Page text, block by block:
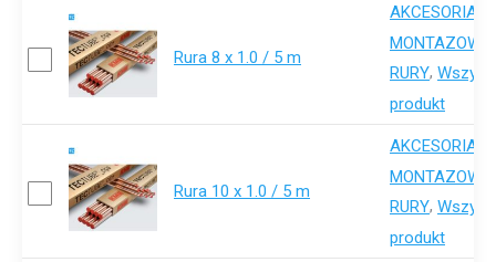
Rura 8 x 1.0 / 5 m
AKCESORIA-
MONTAZOWE
RURY,
produkt
Rura 10 x 1.0 / 5 m
AKCESORIA-
MONTAZOWE
RURY,
produkt